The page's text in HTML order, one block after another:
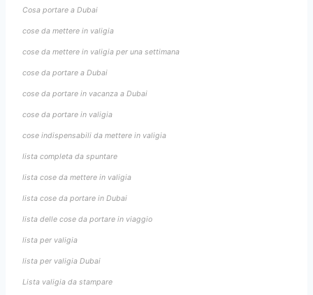
Cosa portare a Dubai
cose da mettere in valigia
cose da mettere in valigia per una settimana
cose da portare a Dubai
cose da portare in vacanza a Dubai
cose da portare in valigia
cose indispensabili da mettere in valigia
lista completa da spuntare
lista cose da mettere in valigia
lista cose da portare in Dubai
lista delle cose da portare in viaggio
lista per valigia
lista per valigia Dubai
Lista valigia da stampare